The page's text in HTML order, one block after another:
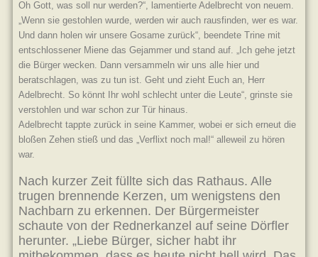
Oh Gott, was soll nur werden?“, lamentierte Adelbrecht von neuem.
„Wenn sie gestohlen wurde, werden wir auch rausfinden, wer es war.
Und dann holen wir unsere Gosame zurück“, beendete Trine mit
entschlossener Miene das Gejammer und stand auf. „Ich gehe jetzt
die Bürger wecken. Dann versammeln wir uns alle hier und
beratschlagen, was zu tun ist. Geht und zieht Euch an, Herr
Adelbrecht. So könnt Ihr wohl schlecht unter die Leute“, grinste sie
verstohlen und war schon zur Tür hinaus.
Adelbrecht tappte zurück in seine Kammer, wobei er sich erneut die
bloßen Zehen stieß und das „Verflixt noch mal!“ alleweil zu hören
war.
Nach kurzer Zeit füllte sich das Rathaus. Alle
trugen brennende Kerzen, um wenigstens den
Nachbarn zu erkennen. Der Bürgermeister
schaute von der Rednerkanzel auf seine Dörfler
herunter. „Liebe Bürger, sicher habt ihr